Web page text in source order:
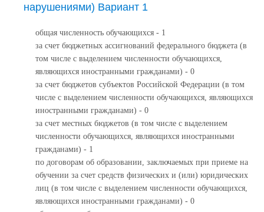
нарушениями) Вариант 1
общая численность обучающихся - 1
за счет бюджетных ассигнований федерального бюджета (в
том числе с выделением численности обучающихся,
являющихся иностранными гражданами) - 0
за счет бюджетов субъектов Российской Федерации (в том
числе с выделением численности обучающихся, являющихся
иностранными гражданами) - 0
за счет местных бюджетов (в том числе с выделением
численности обучающихся, являющихся иностранными
гражданами) - 1
по договорам об образовании, заключаемых при приеме на
обучении за счет средств физических и (или) юридических
лиц (в том числе с выделением численности обучающихся,
являющихся иностранными гражданами) - 0